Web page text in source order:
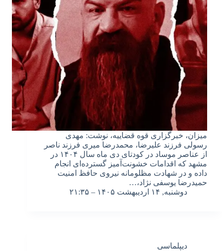
میزان، خبرگزاری قوه قضاییه، نوشت: مهدی
رسولی فرزند علیرضا، محمدرضا میری فرزند ناصر
از عناصر موساد در کودتای دی ماه سال ۱۴۰۴ در
مشهد که اقدامات خشونت‌آمیز گسترده‌ای انجام
داده و در شهادت مظلومانه نیروی حافظ امنیت
حمیدرضا یوسفی نژاد،…
دوشنبه, ۱۴ اردیبهشت ۱۴۰۵ – ۲۱:۳۵
دیپلماسی